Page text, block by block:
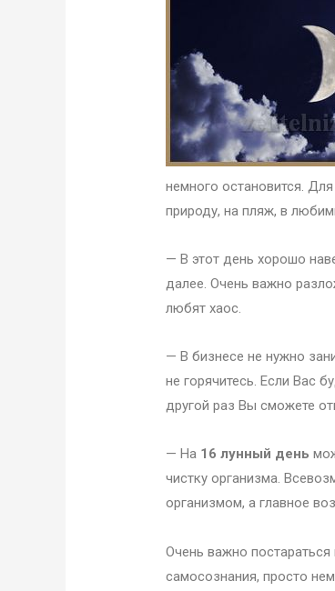
немного остановится.
природу, на пляж, в
— В этот день хорошо
далее. Очень важно
любят хаос.
— В бизнесе не нужно
не горячитесь. Если Вас
другой раз Вы сможете
— На 16 лунный день
чистку организма.
организмом, а главное
Очень важно
самосознания, просто